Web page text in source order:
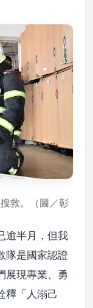
救。（圖／彰
逾半月，但我
隊是國家認證
展現專業、勇
釋「人溺己